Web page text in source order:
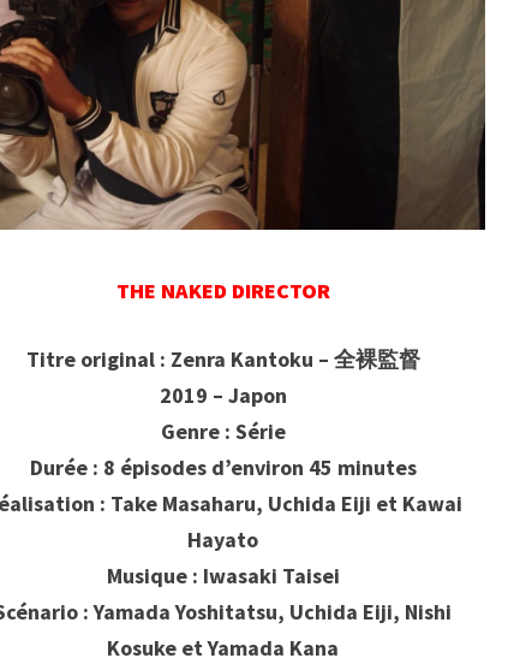
THE NAKED DIRECTOR
Titre original : Zenra Kantoku – 全裸監督
2019 – Japon
Genre : Série
Durée : 8 épisodes d’environ 45 minutes
: Take Masaharu, Uchida Eiji et Kawai
Hayato
Musique : Iwasaki Taisei
: Yamada Yoshitatsu, Uchida Eiji, Nishi
Kosuke et Yamada Kana